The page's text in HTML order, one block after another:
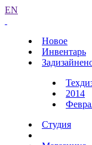
EN
Новое
Инвентарь
2014
Студия